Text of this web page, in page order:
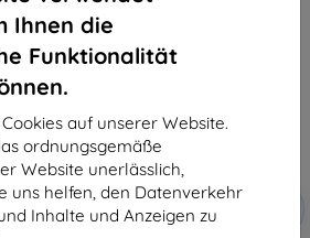
Ihnen die
Funktionalität
auf unserer Website.
ordnungsgemäße
Website unerlässlich,
uns helfen, den Datenverkehr
Inhalte und Anzeigen zu
-10%
Rabatt
mit
Gutschein